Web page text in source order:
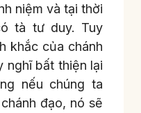
niệm và tại thời
tà tư duy. Tuy
khắc của chánh
nghĩ bất thiện lại
nếu chúng ta
đạo, nó sẽ